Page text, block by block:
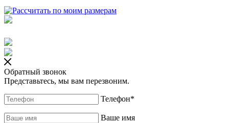
Обратный звонок
Представьтесь, мы вам перезвоним.
Телефон*
Ваше имя